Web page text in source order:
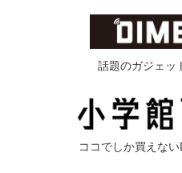
話題のガジェッ
ココでしか買えない